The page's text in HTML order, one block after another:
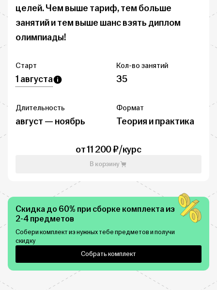
целей. Чем выше тариф, тем больше
занятий и тем выше шанс взять диплом
олимпиады!
Старт
1 августа
Кол-во занятий
35
Длительность
август — ноябрь
Формат
Теория и практика
В корзину
от 11 200 ₽/курс
Скидка до 60% при сборке комплекта из
2-4 предметов
Собери комплект из нужных тебе предметов и получи
скидку
Собрать комплект